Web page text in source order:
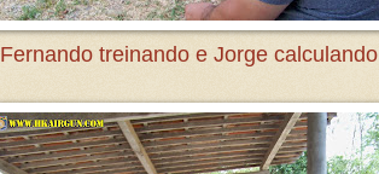
Fernando treinando e Jorge